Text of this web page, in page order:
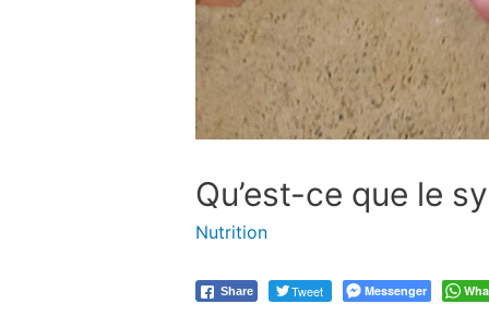
Qu’est-ce que le
Nutrition
Share Tweet Messenger